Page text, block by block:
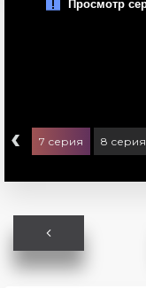
‹ 7 серия 8 серия